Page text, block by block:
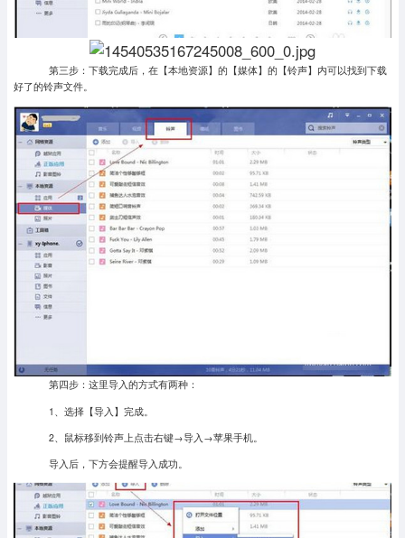
第三步：下载完成后，在【本地资源】的【媒体】的【铃声】内可以找到下载
好了的铃声文件。
第四步：这里导入的方式有两种：
1、选择【导入】完成。
2、鼠标移到铃声上点击右键→导入→苹果手机。
导入后，下方会提醒导入成功。